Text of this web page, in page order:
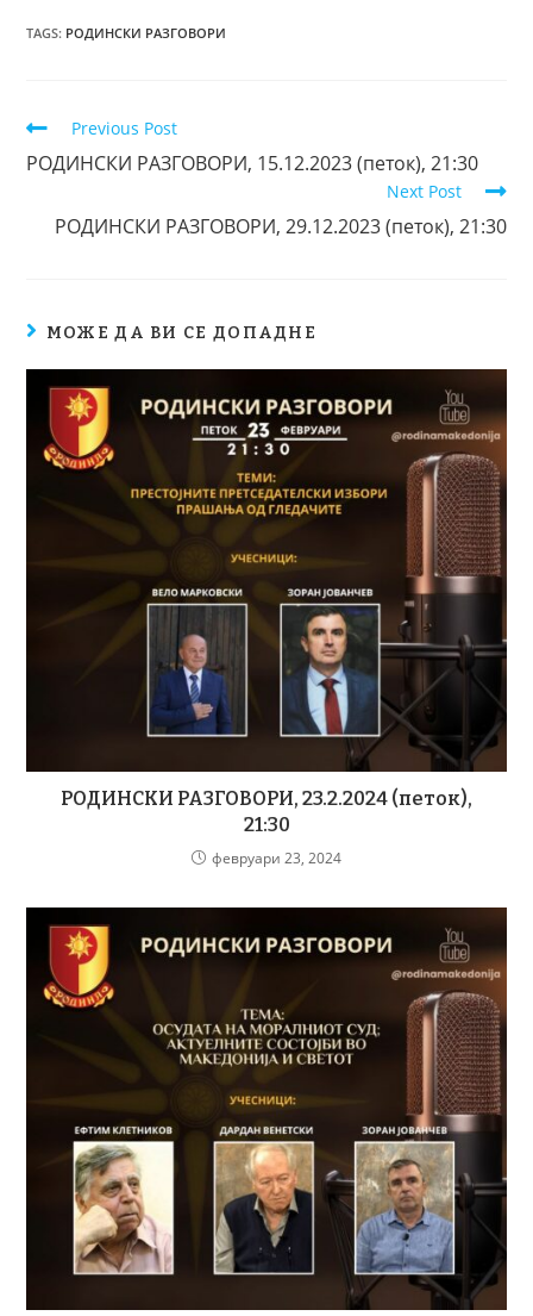
TAGS: РОДИНСКИ РАЗГОВОРИ
Previous Post
РОДИНСКИ РАЗГОВОРИ, 15.12.2023 (петок), 21:30
Next Post
РОДИНСКИ РАЗГОВОРИ, 29.12.2023 (петок), 21:30
МОЖЕ ДА ВИ СЕ ДОПАДНЕ
РОДИНСКИ РАЗГОВОРИ, 23.2.2024 (петок),
21:30
февруари 23, 2024